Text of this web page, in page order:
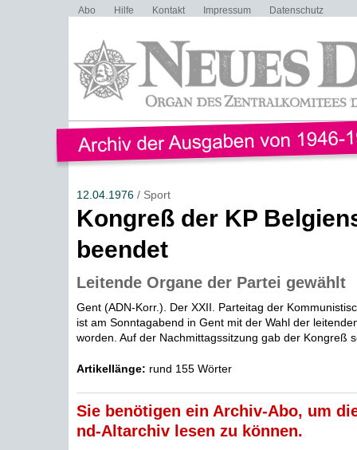
Abo Hilfe Kontakt Impressum Datenschutz
12.04.1976/ Sport
Kongreß der KP
beendet
Leitende Organe der Partei gewählt
Gent (ADN-Korr.). Der XXII. Parteitag der
ist am Sonntagabend in Gent mit der Wahl der
worden. Auf der Nachmittagssitzung gab der Kongreß
Artikellänge: rund 155 Wörter
Sie benötigen ein Archiv-Abo, um
nd-Altarchiv lesen zu können.